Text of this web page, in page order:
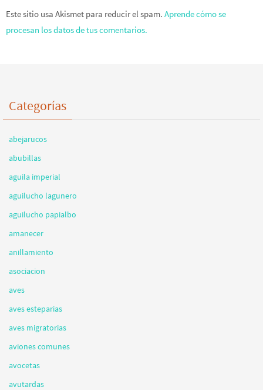
Este sitio usa Akismet para reducir el spam. Aprende cómo se
procesan los datos de tus comentarios.
Categorías
abejarucos
abubillas
aguila imperial
aguilucho lagunero
aguilucho papialbo
amanecer
anillamiento
asociacion
aves
aves esteparias
aves migratorias
aviones comunes
avocetas
avutardas